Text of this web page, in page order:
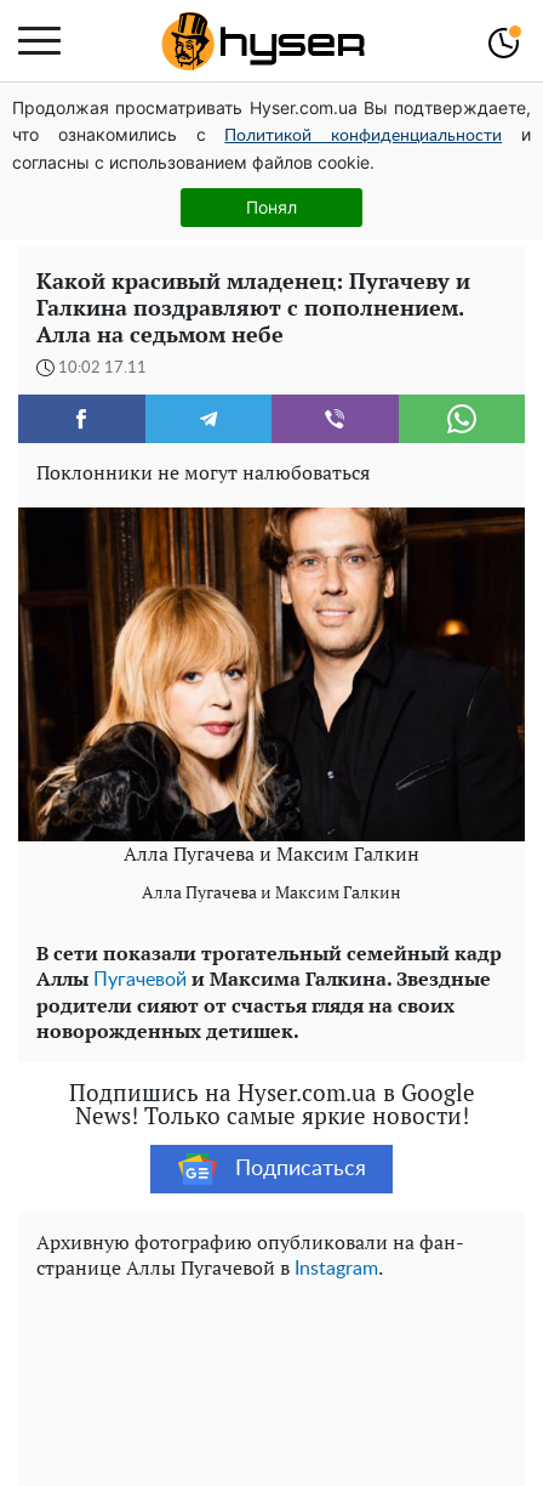
Продолжая просматривать Hyser.com.ua Вы подтверждаете,
что ознакомились с
Политикой конфиденциальности
и
согласны с использованием файлов cookie.
Понял
Украинская авиатранспортная ассоциация обратилась
в Минфин с призывом унифицировать
налогообложение авиализинга
Голая Елена Тополя в интересных позах заставила
отвисать челюсти: слив видео – было только началом
Какой красивый младенец: Пугачеву и
Галкина поздравляют с пополнением.
Алла на седьмом небе
10:02 17.11
Поклонники не могут налюбоваться
Алла Пугачева и Максим Галкин
Алла Пугачева и Максим Галкин
В сети показали трогательный семейный кадр
Аллы
Пугачевой и Максима Галкина. Звездные
родители сияют от счастья глядя на своих
новорожденных детишек.
Подпишись на Hyser.com.ua в Google
News! Только самые яркие новости!
Подписаться
Архивную фотографию опубликовали на фан-
странице Аллы Пугачевой в Instagram.